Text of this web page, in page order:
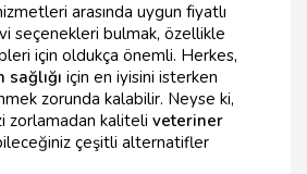
arasında uygun fiyatlı
seçenekleri bulmak, özellikle
için oldukça önemli. Herkes,
sağlığı için en iyisini isterken
zorunda kalabilir. Neyse ki,
zorlamadan kaliteli veteriner
çeşitli alternatifler